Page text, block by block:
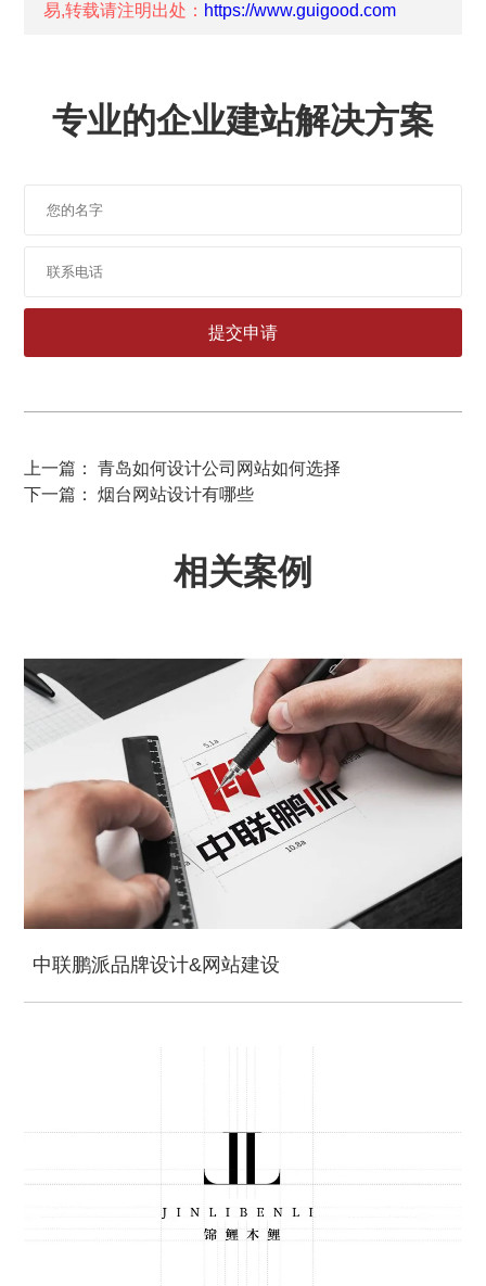
易,转载请注明出处： https://www.guigood.com
专业的企业建站解决方案
上一篇： 青岛如何设计公司网站如何选择
下一篇： 烟台网站设计有哪些
相关案例
中联鹏派品牌设计&网站建设